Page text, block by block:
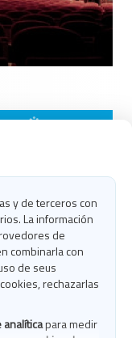
y de terceros con
La información
de
combinarla con
de seus
rechazarlas
para medir